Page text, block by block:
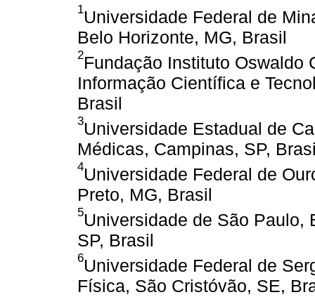
1Universidade Federal de
Belo Horizonte, MG, Brasil
2Fundação Instituto Oswaldo
Informação Científica e
Brasil
3Universidade Estadual de
Médicas, Campinas, SP,
4Universidade Federal de
Preto, MG, Brasil
5Universidade de São Paulo,
SP, Brasil
6Universidade Federal de
Física, São Cristóvão, SE,